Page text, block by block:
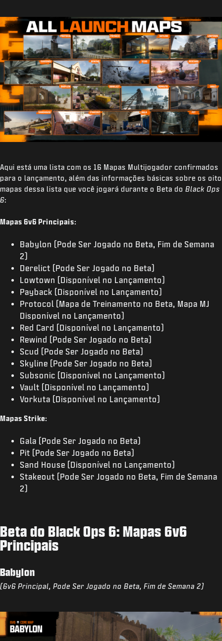
Aqui está uma lista com os 16 Mapas Multijogador confirmados
para o lançamento, além das informações básicas sobre os oito
mapas dessa lista que você jogará durante o Beta do Black Ops
6:
Mapas 6v6 Principais:
Babylon (Pode Ser Jogado no Beta, Fim de Semana
2)
Derelict (Pode Ser Jogado no Beta)
Lowtown (Disponível no Lançamento)
Payback (Disponível no Lançamento)
Protocol (Mapa de Treinamento no Beta, Mapa MJ
Disponível no Lançamento)
Red Card (Disponível no Lançamento)
Rewind (Pode Ser Jogado no Beta)
Scud (Pode Ser Jogado no Beta)
Skyline (Pode Ser Jogado no Beta)
Subsonic (Disponível no Lançamento)
Vault (Disponível no Lançamento)
Vorkuta (Disponível no Lançamento)
Mapas Strike:
Gala (Pode Ser Jogado no Beta)
Pit (Pode Ser Jogado no Beta)
Sand House (Disponível no Lançamento)
Stakeout (Pode Ser Jogado no Beta, Fim de Semana
2)
Beta do Black Ops 6: Mapas 6v6
Principais
Babylon
(6v6 Principal, Pode Ser Jogado no Beta, Fim de Semana 2)